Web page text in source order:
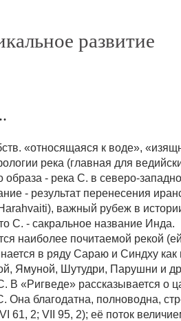
развитие
«относящаяся к воде»,
река (главная для
образа - река С. в северо-
- результат перенесения
важный рубеж в
С. - сакральное название Инда.
наиболее почитаемой рекой
в ряду Сараю и Синдху как
Ямуной, Шутудри, Парушни и
В «Ригведе» рассказывается о
Она благодатна, полноводна,
61, 2; VII 95, 2); её поток